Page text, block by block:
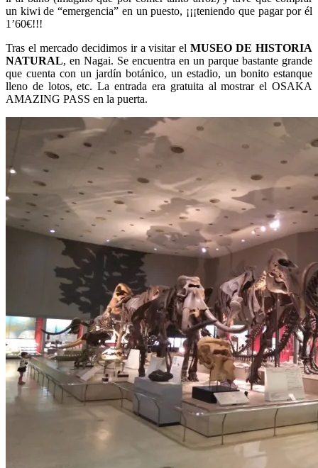
un kiwi de “emergencia” en un puesto, ¡¡¡teniendo que pagar por él
1’60€!!!
Tras el mercado decidimos ir a visitar elMUSEO DE HISTORIA
NATURAL, en Nagai. Se encuentra en un parque bastante grande
que cuenta con un jardín botánico, un estadio, un bonito estanque
lleno de lotos, etc. La entrada era gratuita al mostrar el OSAKA
AMAZING PASS en la puerta.